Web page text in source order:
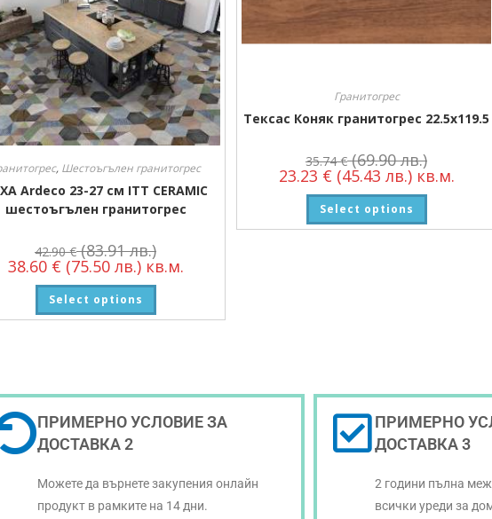
, Шестоъгълен гранитогрес
Ardeco 23-27 см ITT CERAMIC
шестоъгълен гранитогрес
42.90€ (83.91 лв.)
38.60 € (75.50 лв.)кв.м.
Select options
Гранитогрес
Тексас Коняк гранитогрес 22.5х119.5
35.74€ (69.90 лв.)
23.23 € (45.43 лв.)кв.м.
Select options
ПРИМЕРНО УСЛОВИЕ ЗА
ДОСТАВКА 2
Можете да върнете закупения онлайн
продукт в рамките на 14 дни.
ПРИМЕРНО
ДОСТАВКА 3
2 години пълна
всички уреди за